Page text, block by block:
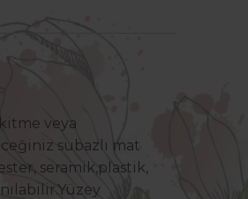
veya
su bazlı mat
seramik,plastik,